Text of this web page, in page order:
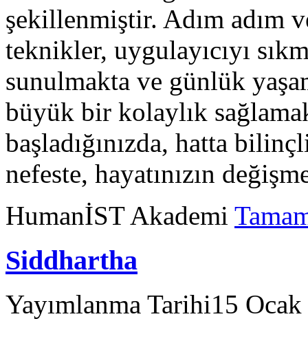
şekillenmiştir. Adım adım
teknikler, uygulayıcıyı
sunulmakta ve günlük
büyük bir kolaylık
başladığınızda, hatta
nefeste, hayatınızın
HumanİST Akademi
Siddhartha
Yayımlanma Tarihi15